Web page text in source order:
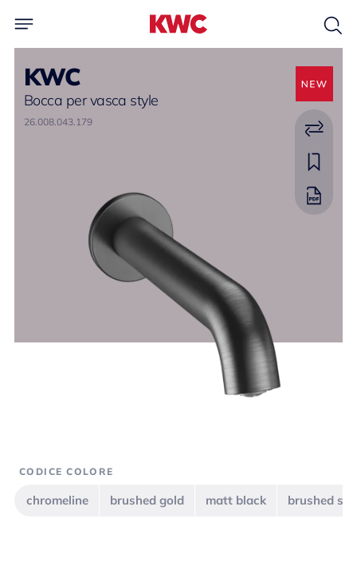
KWC
Bocca per vasca style
26.008.043.179
CODICE COLORE
chromeline brushed gold matt black brushed